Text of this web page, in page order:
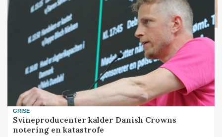
GRISE
Svineproducenter kalder Danish Crowns
notering en katastrofe